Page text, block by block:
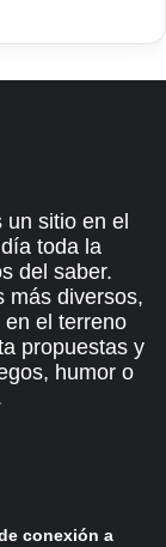
sitio en el
toda la
del saber.
más diversos,
el terreno
propuestas y
humor o
conexión a